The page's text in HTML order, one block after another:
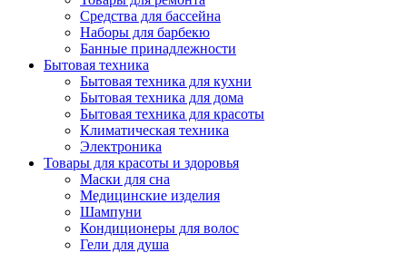
Средства для бассейна
Наборы для барбекю
Банные принадлежности
Бытовая техника
Бытовая техника для кухни
Бытовая техника для дома
Бытовая техника для красоты
Климатическая техника
Электроника
Товары для красоты и здоровья
Маски для сна
Медицинские изделия
Шампуни
Кондиционеры для волос
Гели для душа